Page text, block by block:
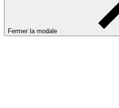
Fermer la modale